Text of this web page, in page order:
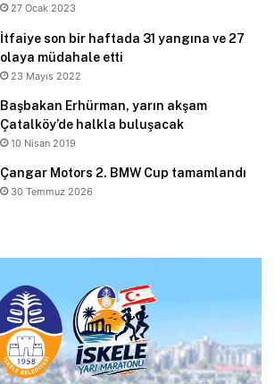
27 Ocak 2023
İtfaiye son bir haftada 31 yangına ve 27
olaya müdahale etti
23 Mayıs 2022
Başbakan Erhürman, yarın akşam
Çatalköy’de halkla buluşacak
10 Nisan 2019
Çangar Motors 2. BMW Cup tamamlandı
30 Temmuz 2026